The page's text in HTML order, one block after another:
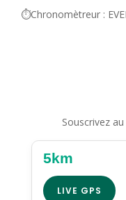
⏱️Chronomètreur :
Souscrivez
5km
LIVE GPS